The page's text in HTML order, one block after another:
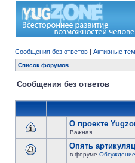
Сообщения без ответов | Активные
Список форумов
Сообщения без ответов
О проекте
Важная
Опять
в форуме